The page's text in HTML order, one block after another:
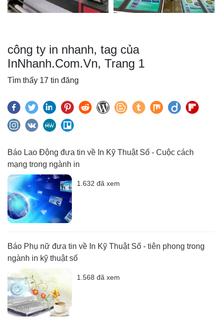
công ty in nhanh, tag của
InNhanh.Com.Vn, Trang 1
Tìm thấy 17 tin đăng
Báo Lao Động đưa tin về In Kỹ Thuật Số - Cuộc cách
mạng trong ngành in
1.632 đã xem
Báo Phụ nữ đưa tin về In Kỹ Thuật Số - tiên phong trong
ngành in kỹ thuật số
1.568 đã xem